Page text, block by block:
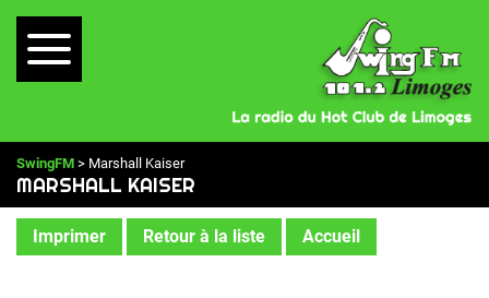
SwingFM > Marshall Kaiser
MARSHALL KAISER
Imprimer Retour à la liste Accueil